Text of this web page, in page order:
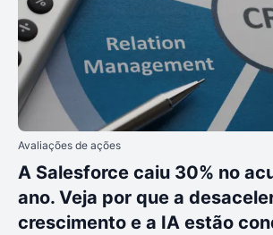
Avaliações de ações
A Salesforce caiu 30% no
ano. Veja por que a
crescimento e a IA estão